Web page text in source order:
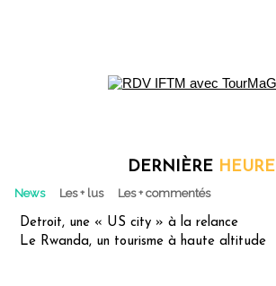
DERNIÈRE HEURE
News Les + lus Les + commentés
Detroit, une « US city » à la relance
Le Rwanda, un tourisme à haute altitude